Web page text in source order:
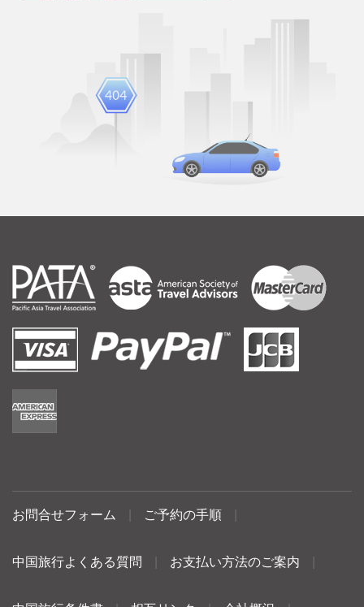
お問合せフォーム ご予約の手順
中国旅行よくある質問 お支払い方法のご案内